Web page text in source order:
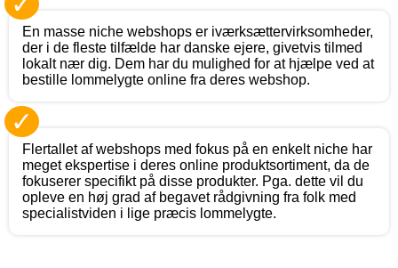
En masse niche webshops er iværksættervirksomheder,
der i de fleste tilfælde har danske ejere, givetvis tilmed
lokalt nær dig. Dem har du mulighed for at hjælpe ved at
bestille lommelygte online fra deres webshop.
✓
Flertallet af webshops med fokus på en enkelt niche har
meget ekspertise i deres online produktsortiment, da de
fokuserer specifikt på disse produkter. Pga. dette vil du
opleve en høj grad af begavet rådgivning fra folk med
specialistviden i lige præcis lommelygte.